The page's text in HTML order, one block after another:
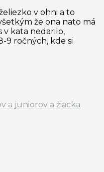
v ohni a to
že ona nato má
v kata nedarilo,
9 ročných, kde si
a juniorov a žiacka